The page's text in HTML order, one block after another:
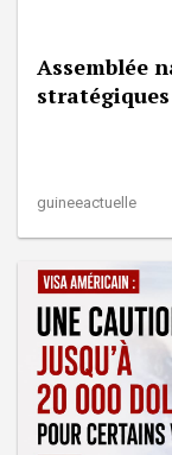
Assemblée
guineeactuelle